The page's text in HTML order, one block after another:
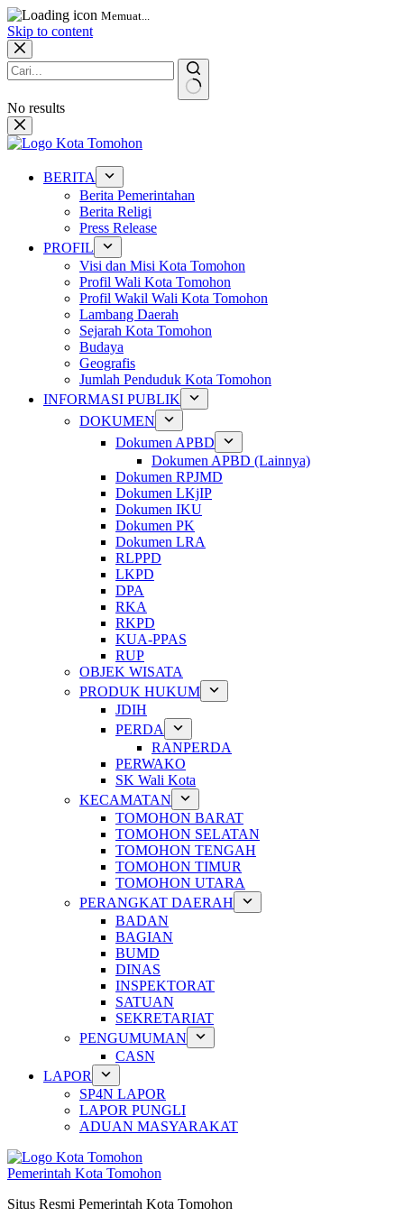
Memuat...
Skip to content
No results
BERITA
Berita Pemerintahan
Berita Religi
Press Release
PROFIL
Visi dan Misi Kota Tomohon
Profil Wali Kota Tomohon
Profil Wakil Wali Kota Tomohon
Lambang Daerah
Sejarah Kota Tomohon
Budaya
Geografis
Jumlah Penduduk Kota Tomohon
INFORMASI PUBLIK
DOKUMEN
Dokumen APBD
Dokumen APBD (Lainnya)
Dokumen RPJMD
Dokumen LKjIP
Dokumen IKU
Dokumen PK
Dokumen LRA
RLPPD
LKPD
DPA
RKA
RKPD
KUA-PPAS
RUP
OBJEK WISATA
PRODUK HUKUM
JDIH
PERDA
RANPERDA
PERWAKO
SK Wali Kota
KECAMATAN
TOMOHON BARAT
TOMOHON SELATAN
TOMOHON TENGAH
TOMOHON TIMUR
TOMOHON UTARA
PERANGKAT DAERAH
BADAN
BAGIAN
BUMD
DINAS
INSPEKTORAT
SATUAN
SEKRETARIAT
PENGUMUMAN
CASN
LAPOR
SP4N LAPOR
LAPOR PUNGLI
ADUAN MASYARAKAT
Pemerintah Kota Tomohon
Situs Resmi Pemerintah Kota Tomohon